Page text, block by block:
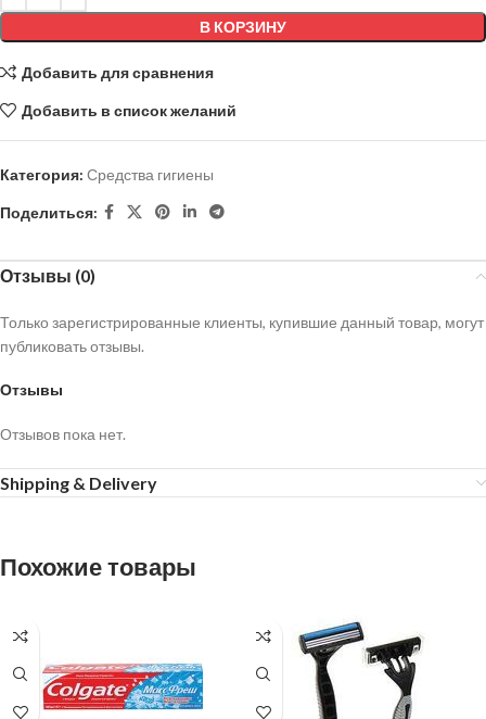
В КОРЗИНУ
Добавить для сравнения
Добавить в список желаний
Категория: Средства гигиены
Поделиться:
Отзывы (0)
Отзывы
Отзывов пока нет.
Только зарегистрированные клиенты, купившие данный товар, могут
публиковать отзывы.
Shipping & Delivery
Похожие товары